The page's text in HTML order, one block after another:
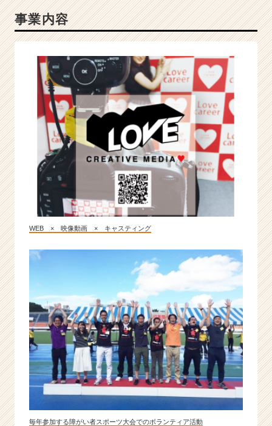
事業内容
WEB × 映像動画 × キャスティング
毎年参加する障がい者スポーツ大会でのボランティア活動